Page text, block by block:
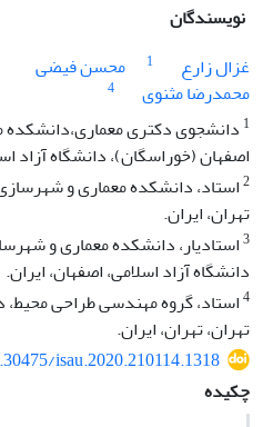
نویسندگان
غزال زارع
1 محسن فیضی
محمدرضا مثنوی
4
1 دانشجوی دکتری معماری،دانشکده
اصفهان (خوراسگان)، دانشگاه آزاد
2استاد، دانشکده معماری و
تهران، ایران.
3استادیار، دانشکده معماری و
دانشگاه آزاد اسلامی، اصفهان، ایران.
4استاد، گروه مهندسی طراحی
تهران، تهران، ایران.
isau.2020.210114.1318
چکیده